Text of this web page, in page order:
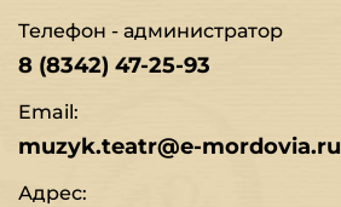
Телефон - администратор
8 (8342) 47-25-93
Email:
muzyk.teatr@e-mordovia.ru
Адрес: